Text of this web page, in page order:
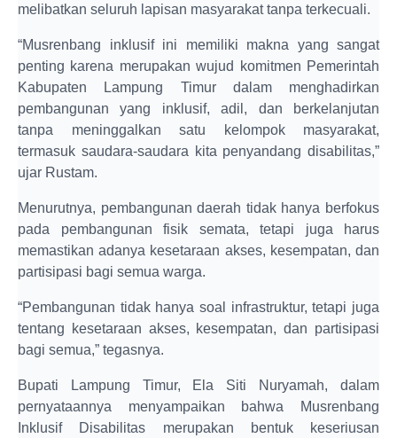
melibatkan seluruh lapisan masyarakat tanpa terkecuali.
“Musrenbang inklusif ini memiliki makna yang sangat
penting karena merupakan wujud komitmen Pemerintah
Kabupaten Lampung Timur dalam menghadirkan
pembangunan yang inklusif, adil, dan berkelanjutan
tanpa meninggalkan satu kelompok masyarakat,
termasuk saudara-saudara kita penyandang disabilitas,”
ujar Rustam.
Menurutnya, pembangunan daerah tidak hanya berfokus
pada pembangunan fisik semata, tetapi juga harus
memastikan adanya kesetaraan akses, kesempatan, dan
partisipasi bagi semua warga.
“Pembangunan tidak hanya soal infrastruktur, tetapi juga
tentang kesetaraan akses, kesempatan, dan partisipasi
bagi semua,” tegasnya.
Bupati Lampung Timur, Ela Siti Nuryamah, dalam
pernyataannya menyampaikan bahwa Musrenbang
Inklusif Disabilitas merupakan bentuk keseriusan